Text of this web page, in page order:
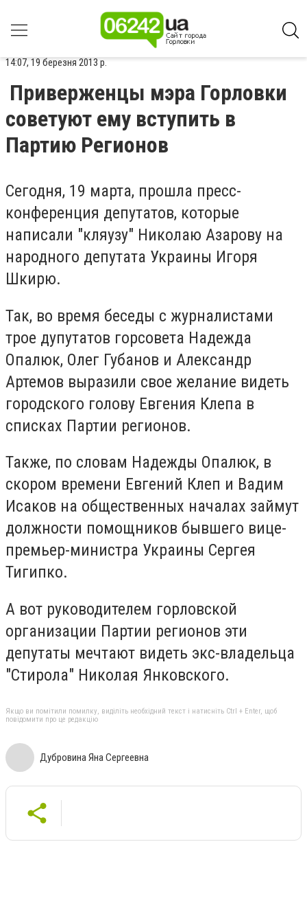
14:07, 19 березня 2013 р.
Приверженцы мэра Горловки
советуют ему вступить в
Партию Регионов
Сегодня, 19 марта, прошла пресс-
конференция депутатов, которые
написали "кляузу" Николаю Азарову на
народного депутата Украины Игоря
Шкирю.
Так, во время беседы с журналистами
трое дупутатов горсовета Надежда
Опалюк, Олег Губанов и Александр
Артемов выразили свое желание видеть
городского голову Евгения Клепа в
списках Партии регионов.
Также, по словам Надежды Опалюк, в
скором времени Евгений Клеп и Вадим
Исаков на общественных началах займут
должности помощников бывшего вице-
премьер-министра Украины Сергея
Тигипко.
А вот руководителем горловской
организации Партии регионов эти
депутаты мечтают видеть экс-владельца
"Стирола" Николая Янковского.
Якщо ви помітили помилку, виділіть необхідний текст і натисніть Ctrl + Enter, щоб
повідомити про це редакцію
Дубровина Яна Сергеевна